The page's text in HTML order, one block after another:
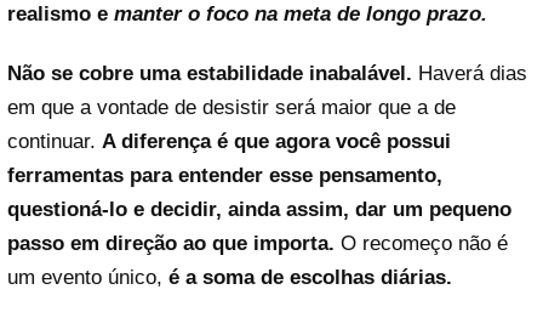
realismo e manter o foco na meta de longo prazo.
Não se cobre uma estabilidade inabalável. Haverá dias
em que a vontade de desistir será maior que a de
continuar. A diferença é que agora você possui
ferramentas para entender esse pensamento,
questioná-lo e decidir, ainda assim, dar um pequeno
passo em direção ao que importa. O recomeço não é
um evento único, é a soma de escolhas diárias.